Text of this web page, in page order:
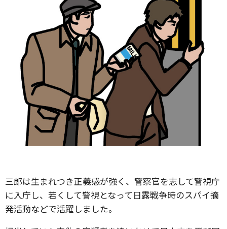
三郎は生まれつき正義感が強く、警察官を志して警視庁
に入庁し、若くして警視となって日露戦争時のスパイ摘
発活動などで活躍しました。